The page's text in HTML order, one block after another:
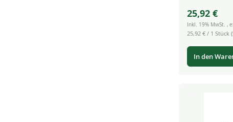
25,92 €
Inkl. 19% MwSt. ,
25,92 €/ 1 Stück
In den